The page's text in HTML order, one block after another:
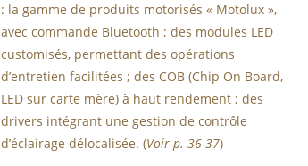
: la gamme de produits motorisés « Motolux »,
avec commande Bluetooth ; des modules LED
customisés, permettant des opérations
d’entretien facilitées ; des COB (Chip On Board,
LED sur carte mère) à haut rendement ; des
drivers intégrant une gestion de contrôle
d’éclairage délocalisée. (Voir p. 36-37)